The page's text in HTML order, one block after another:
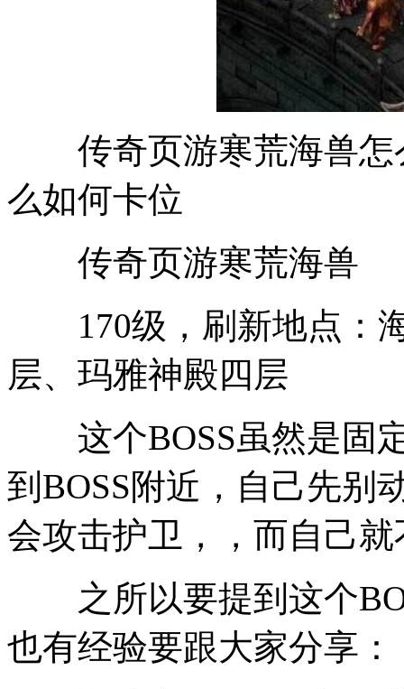
传奇页游寒荒海兽怎
么如何卡位
传奇页游寒荒海兽
170级，刷新地点：海
层、玛雅神殿四层
这个BOSS虽然是固定
到BOSS附近，自己先别
会攻击护卫，，而自己
之所以要提到这个
也有经验要跟大家分享：